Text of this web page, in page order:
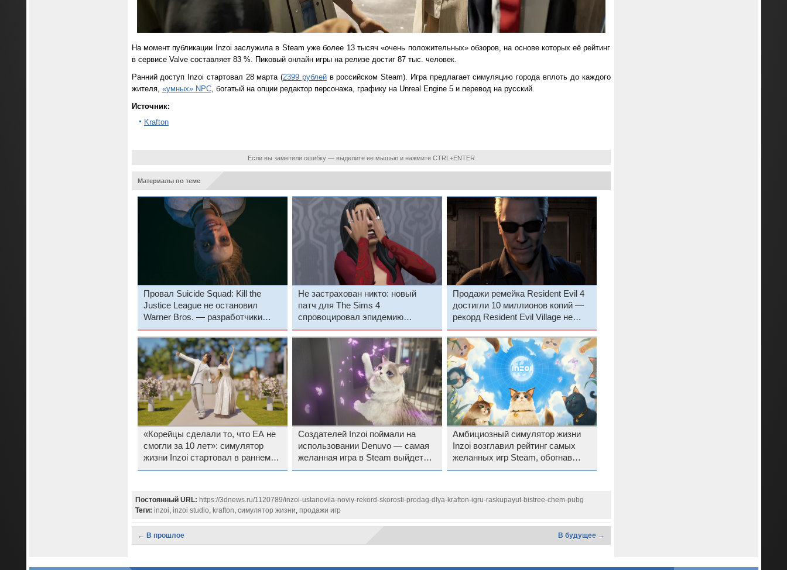
На момент публикации Inzoi заслужила в Steam уже более 13 тысяч «очень положительных» обзоров, на основе которых её рейтинг
в сервисе Valve составляет 83 %. Пиковый онлайн игры на релизе достиг 87 тыс. человек.
Ранний доступ Inzoi стартовал 28 марта (2399 рублейв российском Steam). Игра предлагает симуляцию города вплоть до каждого
жителя, «умных» NPC, богатый на опции редактор персонажа, графику на Unreal Engine 5 и перевод на русский.
Источник:
Krafton
Если вы заметили ошибку — выделите ее мышью и нажмите CTRL+ENTER.
Материалы по теме
Провал Suicide Squad: Kill the
Justice League не остановил
Warner Bros. — разработчики
Gotham Knights взялись за
крупнобюджетную игру-сервис
Не застрахован никто: новый
патч для The Sims 4
спровоцировал эпидемию
спонтанной беременности
Продажи ремейка Resident Evil 4
достигли 10 миллионов копий —
рекорд Resident Evil Village не
устоял
«Корейцы сделали то, что EA не
смогли за 10 лет»: симулятор
жизни Inzoi стартовал в раннем
доступе Steam с «очень
Создателей Inzoi поймали на
использовании Denuvo — самая
желанная игра в Steam выйдет
без скандальной защиты
Амбициозный симулятор жизни
Inzoi возглавил рейтинг самых
желанных игр Steam, обогнав
Hollow Knight: Silksong и Deadlock
Постоянный URL: https://3dnews.ru/1120789/inzoi-ustanovila-noviy-rekord-skorosti-prodag-dlya-krafton-igru-raskupayut-bistree-chem-pubg
Теги: inzoi inzoi studio krafton симулятор жизни продажи игр
← В прошлое В будущее →